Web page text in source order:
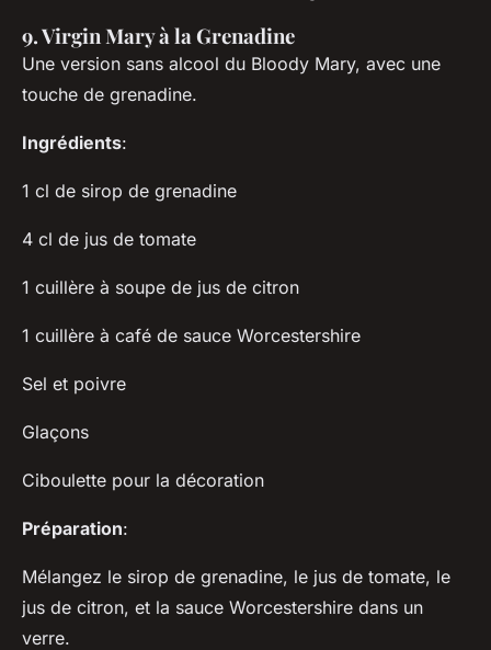
9. Virgin Mary à la Grenadine
Une version sans alcool du Bloody Mary, avec une
touche de grenadine.
Ingrédients:
1 cl de sirop de grenadine
4 cl de jus de tomate
1 cuillère à soupe de jus de citron
1 cuillère à café de sauce Worcestershire
Sel et poivre
Glaçons
Ciboulette pour la décoration
Préparation:
Mélangez le sirop de grenadine, le jus de tomate, le
jus de citron, et la sauce Worcestershire dans un
verre.